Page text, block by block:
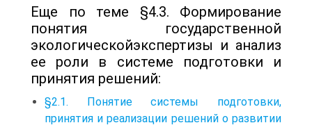
Еще по теме §4.3. Формирование
понятия государственной
экологическойэкспертизы и анализ
ее роли в системе подготовки и
принятия решений:
§2.1. Понятие системы подготовки,
принятия и реализации решений о развитии